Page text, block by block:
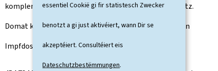
essentiel Cookië gi fir statistesch Zwecker
benotzt a gi just aktivéiert, wann Dir se
akzeptéiert. Consultéiert eis
Dateschutzbestëmmungen.
komplementar Dosis zu engem kompletten Impfschutz.
Domat klëmmt d'Gesamtzuel vun den administréierten
Impfdosisse bis den 18. Januar op 1.177.944.